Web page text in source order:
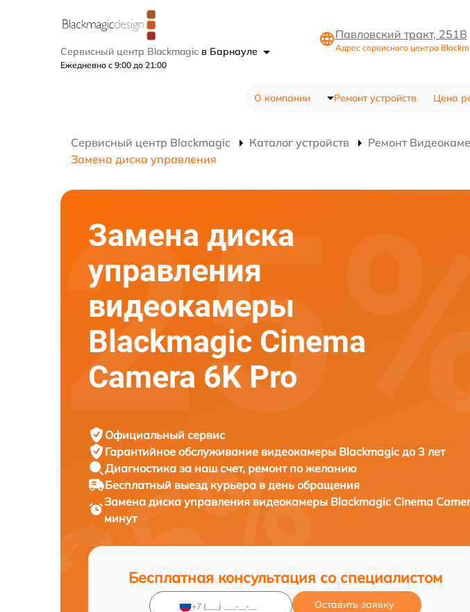
Сервисный центр Blackmagic в Барнауле
Ежедневно с 9:00 до 21:00
Павловский тракт, 251В
Адрес сервисного центра
О компании Ремонт устройств Цена
Сервисный центр Blackmagic Каталог устройств Ремонт
Замена диска управления
Замена диска
управления
видеокамеры
Blackmagic Cinema
Camera 6K Pro
Официальный сервис
Гарантийное обслуживание видеокамеры Blackmagic до 3 лет
Диагностика за наш счет, ремонт по желанию
Бесплатный выезд курьера в день обращения
Замена диска управления видеокамеры Blackmagic Cinema
минут
Бесплатная консультация со специалистом
Оставить заявку